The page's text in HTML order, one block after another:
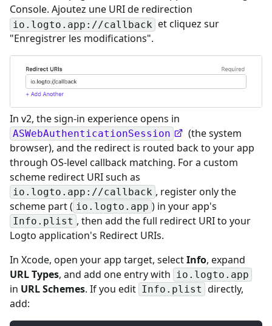
Console. Ajoutez une URI de redirection
io.logto.app://callback et cliquez sur
"Enregistrer les modifications".
In v2, the sign-in experience opens in
ASWebAuthenticationSession
(the system
browser), and the redirect is routed back to your app
through OS-level callback matching. For a custom
scheme redirect URI such as
io.logto.app://callback , register only the
scheme part ( io.logto.app ) in your app's
Info.plist , then add the full redirect URI to your
Logto application's Redirect URIs.
In Xcode, open your app target, selectInfo, expand
URL Types, and add one entry with io.logto.app
in URL Schemes. If you edit Info.plist directly,
add: